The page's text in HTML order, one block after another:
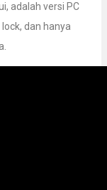
adalah versi PC
dan hanya